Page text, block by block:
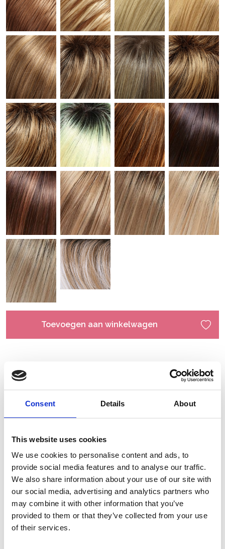
Consent Details About
This website uses cookies
We use cookies to personalise content and ads, to
provide social media features and to analyse our traffic.
We also share information about your use of our site with
our social media, advertising and analytics partners who
may combine it with other information that you’ve
provided to them or that they’ve collected from your use
of their services.
Toevoegen aan winkelwagen